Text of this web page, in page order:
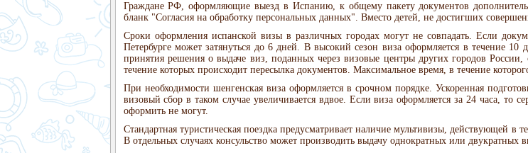
Граждане РФ, оформляющие выезд в Испанию, к общему пакету документов
бланк "Согласия на обработку персональных данных". Вместо детей, не достигших
Сроки оформления испанской визы в различных городах могут не совпадать. Если
Петербурге может затянуться до 6 дней. В высокий сезон виза оформляется в течение
принятия решения о выдаче виз, поданных через визовые центры других городов
течение которых происходит пересылка документов. Максимальное время, в течение
При необходимости шенгенская виза оформляется в срочном порядке. Ускоренная
визовый сбор в таком случае увеличивается вдвое. Если виза оформляется за 24 часа, то
оформить не могут.
Стандартная туристическая поездка предусматривает наличие мультивизы, действующей
В отдельных случаях консульство может производить выдачу однократных или